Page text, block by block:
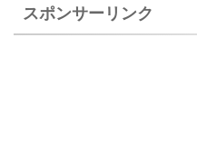
スポンサーリンク